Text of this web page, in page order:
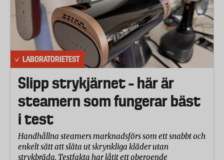
LABORATORIETEST
Slipp strykjärnet – här är
steamern som fungerar bäst
i test
Handhållna steamers marknadsförs som ett snabbt och
enkelt sätt att släta ut skrynkliga kläder utan
strykbräda. Testfakta har låtit ett oberoende